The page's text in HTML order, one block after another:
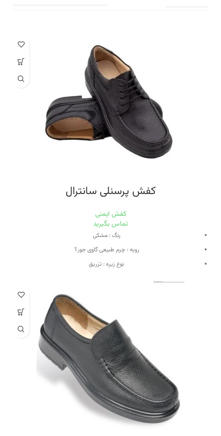
سوبله زنبوری
کفش پرسنلی سانترال
کفش ایمنی
تماس بگیرید
رنگ : مشکی
رویه : چرم طبیعی گاوی جور1
نوع زیره : تزریق
روش ذبح جهت تولید چرم : ذبح حلال(اسلامی /شرعی )
کفی : کفی طبی متشکل از چرم بزی و مواد EVI
آستری : چرم طبیعی بسیار منعطف بزی
تخفیف کارت : دارد